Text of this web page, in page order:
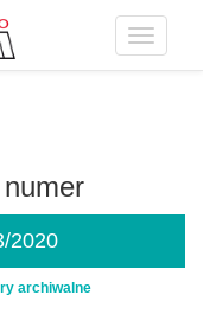
Toggle
2020
archiwalne